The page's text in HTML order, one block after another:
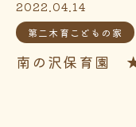
2022.04.14
第二木育こどもの家
南の沢保育園